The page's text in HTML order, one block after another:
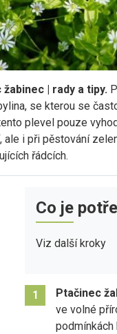
| rady a tipy.
se kterou se
plevel pouze
i při pěstování
řádcích.
Co je
Viz další kroky
1 Ptačinec
ve volné
podmínkách